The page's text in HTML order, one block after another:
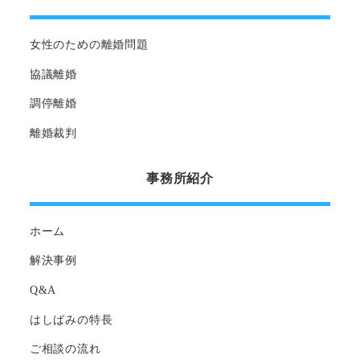
女性のための離婚問題
協議離婚
調停離婚
離婚裁判
事務所紹介
ホーム
解決事例
Q&A
はしばみの特長
ご相談の流れ